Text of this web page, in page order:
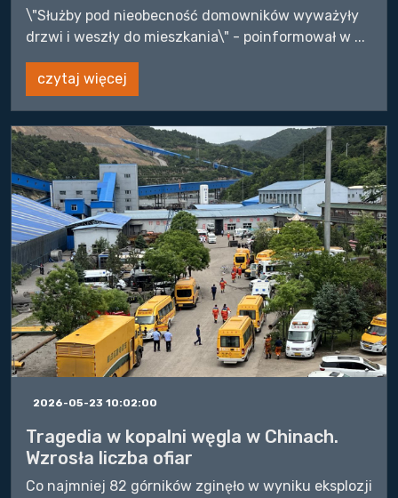
\"Służby pod nieobecność domowników wyważyły
drzwi i weszły do mieszkania\" - poinformował w ...
czytaj więcej
2026-05-23 10:02:00
Tragedia w kopalni węgla w Chinach.
Wzrosła liczba ofiar
Co najmniej 82 górników zginęło w wyniku eksplozji